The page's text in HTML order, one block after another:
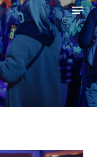
Menu
Close
Menu